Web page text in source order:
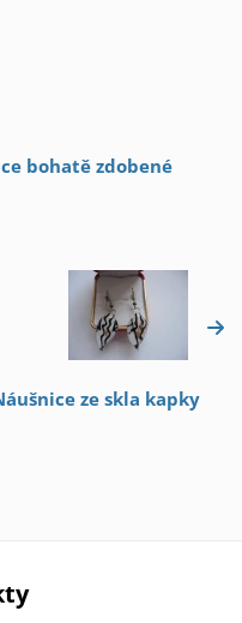
bohatě zdobené
ze skla kapky